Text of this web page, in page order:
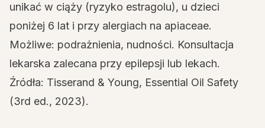
unikać w ciąży (ryzyko estragolu), u dzieci
poniżej 6 lat i przy alergiach na apiaceae.
Możliwe: podrażnienia, nudności. Konsultacja
lekarska zalecana przy epilepsji lub lekach.
Źródła: Tisserand & Young, Essential Oil Safety
(3rd ed., 2023).